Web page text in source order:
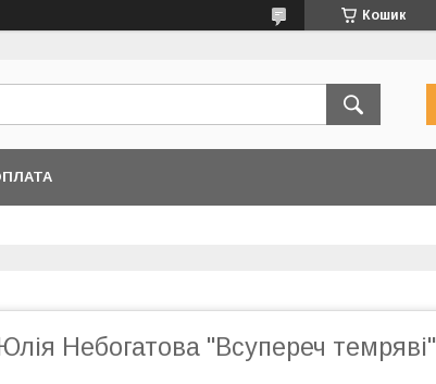
Кошик
Небогатова "Всупереч темряві"